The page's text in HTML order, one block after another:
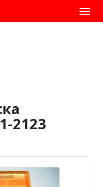
2123